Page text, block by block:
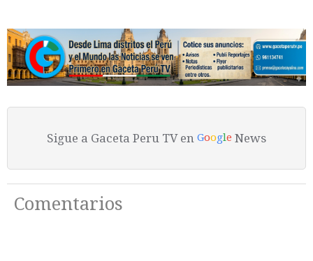
Sigue a Gaceta Peru TV en Google News
Comentarios